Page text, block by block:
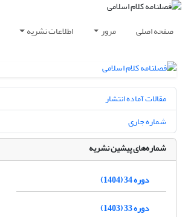
صفحه اصلی مرور اطلاعات نشریه
مقالات آماده انتشار
شماره جاری
شماره‌های پیشین نشریه
دوره 34 (1404)
دوره 33 (1403)